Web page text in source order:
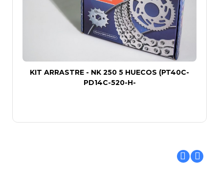
KIT ARRASTRE - NK 250 5 HUECOS (PT40C-
PD14C-520-H-